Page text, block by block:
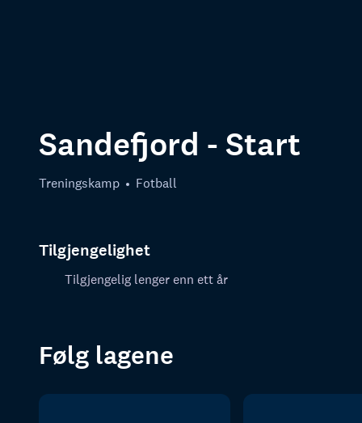
Sandefjord - Start
Treningskamp Fotball
Tilgjengelighet
Tilgjengelig lenger enn ett år
Følg lagene